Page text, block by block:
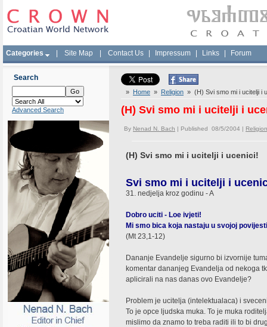
Categories Site Map Contact Us Impressum Links Forum
Search
Advanced Search
» Home » Religion » (H) Svi smo mi i ucitelji i
(H) Svi smo mi i ucitelji i
By Nenad N. Bach | Published 08/5/2004 | Religion
(H) Svi smo mi i ucitelji i ucenici!
Svi smo mi i ucitelji i
31. nedjelja kroz godinu - A
Dobro uciti - Loe ivjeti!
Mi smo bica koja nastaju u svojoj
(Mt 23,1-12)
Dananje Evandelje sigurno bi izvornije
komentar dananjeg Evandelja od nekoga
aplicirali na nas danas ovo Evandelje?
Problem je ucitelja (intelektualaca) i
To je opce ljudska muka. To je muka
mislimo da znamo to treba raditi ili to bi